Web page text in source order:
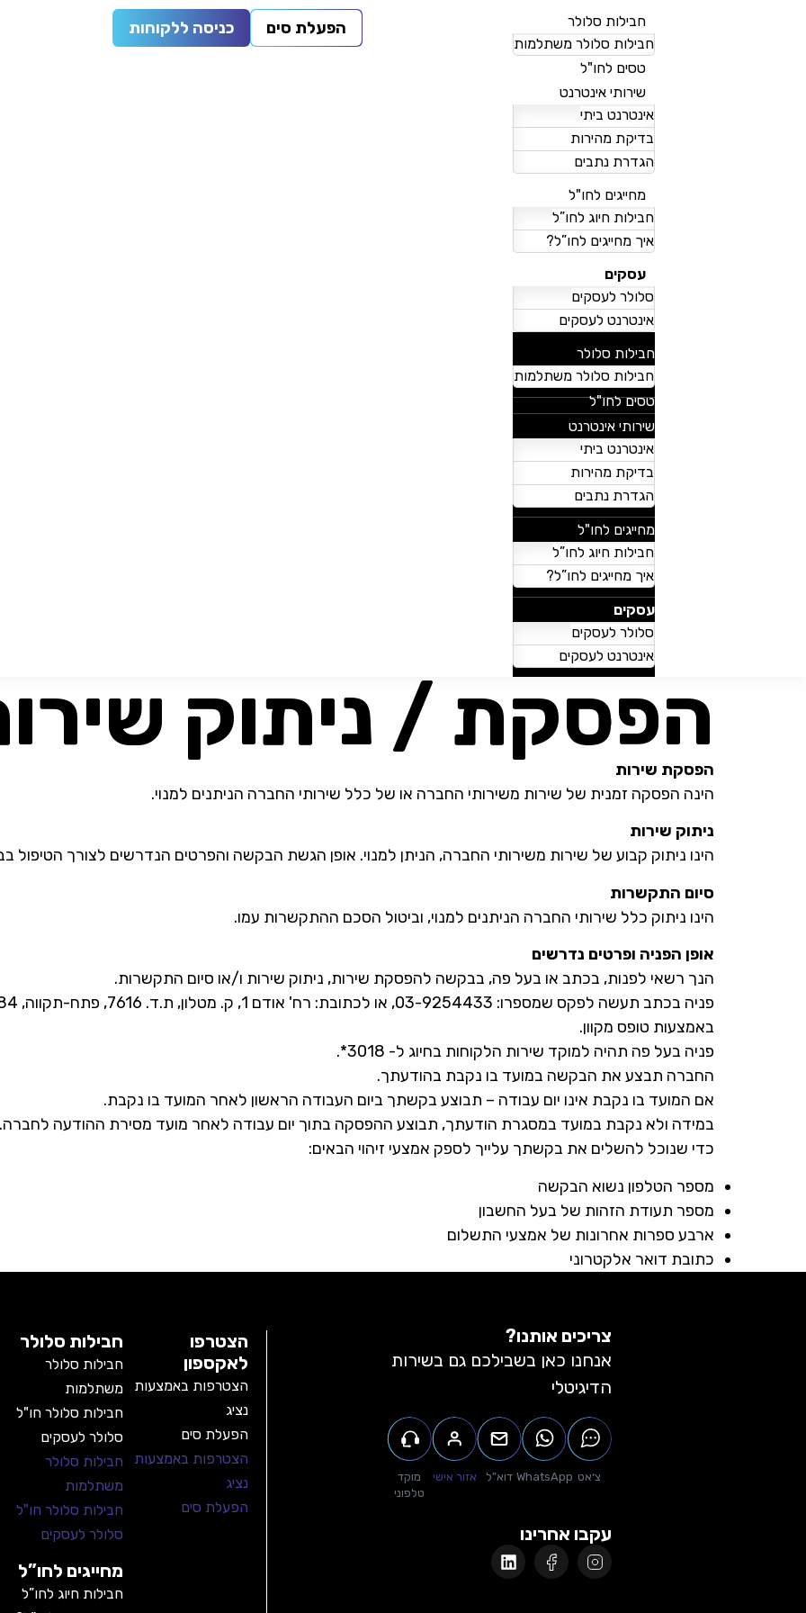
חבילות סלולר
חבילות סלולר משתלמות
טסים לחו"ל
שירותי אינטרנט
אינטרנט ביתי
בדיקת מהירות
הגדרת נתבים
מחייגים לחו"ל
חבילות חיוג לחו”ל
איך מחייגים לחו”ל?
עסקים
סלולר לעסקים
אינטרנט לעסקים
חבילות סלולר
חבילות סלולר משתלמות
טסים לחו"ל
שירותי אינטרנט
אינטרנט ביתי
בדיקת מהירות
הגדרת נתבים
מחייגים לחו"ל
חבילות חיוג לחו”ל
איך מחייגים לחו”ל?
עסקים
סלולר לעסקים
אינטרנט לעסקים
הפעלת סים כניסה ללקוחות
הפסקת / ניתוק
הפסקת שירות
הינה הפסקה זמנית של שירות משירותי החברה או של כלל שירותי החברה הניתנים למנוי.
ניתוק שירות
הינו ניתוק קבוע של שירות משירותי החברה, הניתן למנוי. אופן הגשת הבקשה והפרטים הנדרשים לצורך
סיום התקשרות
הינו ניתוק כלל שירותי החברה הניתנים למנוי, וביטול הסכם ההתקשרות עמו.
אופן הפניה ופרטים נדרשים
הנך רשאי לפנות, בכתב או בעל פה, בבקשה להפסקת שירות, ניתוק שירות ו/או סיום התקשרות.
באמצעות טופס מקוון.
פניה בעל פה תהיה למוקד שירות הלקוחות בחיוג ל- 3018*.
החברה תבצע את הבקשה במועד בו נקבת בהודעתך.
אם המועד בו נקבת אינו יום עבודה – תבוצע בקשתך ביום העבודה הראשון לאחר המועד בו נקבת.
במידה ולא נקבת במועד במסגרת הודעתך, תבוצע ההפסקה בתוך יום עבודה לאחר מועד מסירת ההודעה לחברה.
כדי שנוכל להשלים את בקשתך עלייך לספק אמצעי זיהוי הבאים:
מספר הטלפון נשוא הבקשה
מספר תעודת הזהות של בעל החשבון
ארבע ספרות אחרונות של אמצעי התשלום
כתובת דואר אלקטרוני
צריכים אותנו?
אנחנו כאן בשבילכם גם בשירות
הדיגיטלי
צ׳אט WhatsApp דוא”ל אזור אישי
מוקד
טלפוני
עקבו אחרינו
הצטרפו
לאקספון
הצטרפות באמצעות
נציג
הפעלת סים
הצטרפות באמצעות
נציג
הפעלת סים
חבילות סלולר
חבילות סלולר
משתלמות
חבילות סלולר חו"ל
סלולר לעסקים
חבילות סלולר
משתלמות
חבילות סלולר חו"ל
סלולר לעסקים
מחייגים לחו”ל
חבילות חיוג לחו”ל